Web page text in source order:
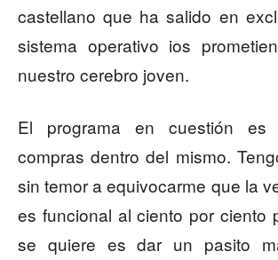
castellano que ha salido en
sistema operativo ios
nuestro cerebro joven.
El programa en cuestión es
compras dentro del mismo.
sin temor a equivocarme que la
es funcional al ciento por ciento
se quiere es dar un pasito